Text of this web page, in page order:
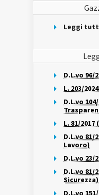
Leggi
D.L.vo
L. 203/
D.L.vo
L. 81/
D.L.vo
Lavoro)
D.L.vo 23/
D.L.vo 81/
Sicurezza)
D.L.vo